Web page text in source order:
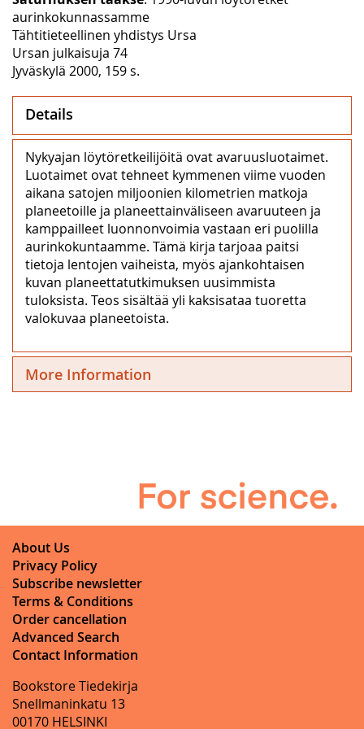
aurinkokunnassamme
Tähtitieteellinen yhdistys Ursa
Ursan julkaisuja 74
Jyväskylä 2000, 159 s.
Details
Nykyajan löytöretkeilijöitä ovat avaruusluotaimet.
Luotaimet ovat tehneet kymmenen viime vuoden
aikana satojen miljoonien kilometrien matkoja
planeetoille ja planeettainväliseen avaruuteen ja
kamppailleet luonnonvoimia vastaan eri puolilla
aurinkokuntaamme. Tämä kirja tarjoaa paitsi
tietoja lentojen vaiheista, myös ajankohtaisen
kuvan planeettatutkimuksen uusimmista
tuloksista. Teos sisältää yli kaksisataa tuoretta
valokuvaa planeetoista.
More Information
About Us
Privacy Policy
Subscribe newsletter
Terms & Conditions
Order cancellation
Advanced Search
Contact Information
Bookstore Tiedekirja
Snellmaninkatu 13
00170 HELSINKI